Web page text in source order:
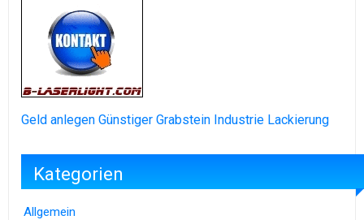
Geld anlegen Günstiger Grabstein Industrie Lackierung
Kategorien
Allgemein